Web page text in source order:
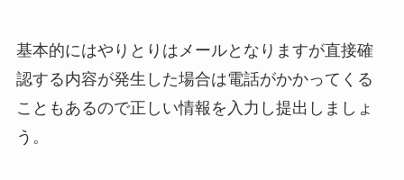
基本的にはやりとりはメールとなりますが直接確
認する内容が発生した場合は電話がかかってくる
こともあるので正しい情報を入力し提出しましょ
う。